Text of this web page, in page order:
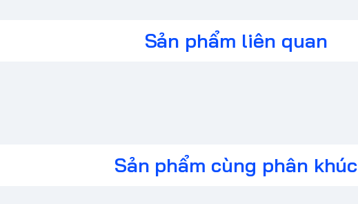
Sản phẩm liên quan
Sản phẩm cùng phân khúc